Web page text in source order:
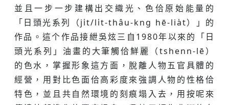
並且一步一步建構出交織光、色佮原始能量的
「日頭光系列（ji̍t/li̍t-thâu-kng hē-lia̍t）」的
作品。這个作品接紲吳炫三自1980年以來的「日
頭光系列」油畫的大筆觸佮鮮麗（tshenn-lē）
的色水，掌握形象這方面，脫離人物五官具體的
經營，用對比色面佮高彩度來強調人物的性格佮
特色，並且共自然環境的刻痕塌入去，用按呢來